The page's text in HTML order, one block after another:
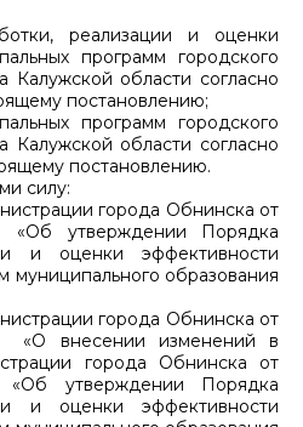
реализации и оценки
программ городского
Калужской области согласно
постановлению;
программ городского
Калужской области согласно
постановлению.
силу:
города Обнинска от
утверждении Порядка
и оценки эффективности
муниципального образования
города Обнинска от
внесении изменений в
города Обнинска от
утверждении Порядка
и оценки эффективности